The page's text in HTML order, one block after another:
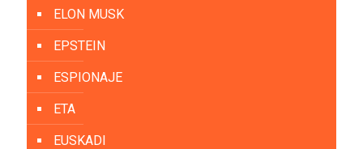
ELON MUSK
EPSTEIN
ESPIONAJE
ETA
EUSKADI